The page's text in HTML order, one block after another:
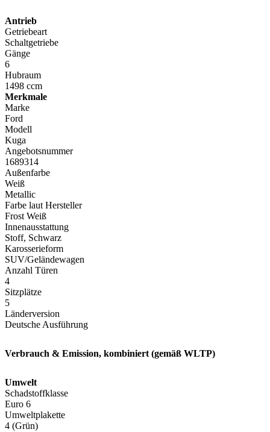
Antrieb
Getriebeart
Schaltgetriebe
Gänge
6
Hubraum
1498 ccm
Merkmale
Marke
Ford
Modell
Kuga
Angebotsnummer
1689314
Außenfarbe
Weiß
Metallic
Farbe laut Hersteller
Frost Weiß
Innenausstattung
Stoff, Schwarz
Karosserieform
SUV/Geländewagen
Anzahl Türen
4
Sitzplätze
5
Länderversion
Deutsche Ausführung
Verbrauch & Emission, kombiniert (gemäß WLTP)
Umwelt
Schadstoffklasse
Euro 6
Umweltplakette
4 (Grün)